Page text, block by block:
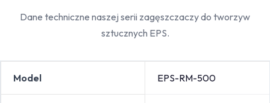
Dane techniczne naszej serii zagęszczaczy do tworzyw
sztucznych EPS.
Model EPS-RM-500